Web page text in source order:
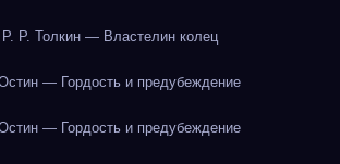
Р. Толкин — Властелин колец
— Гордость и предубеждение
— Гордость и предубеждение